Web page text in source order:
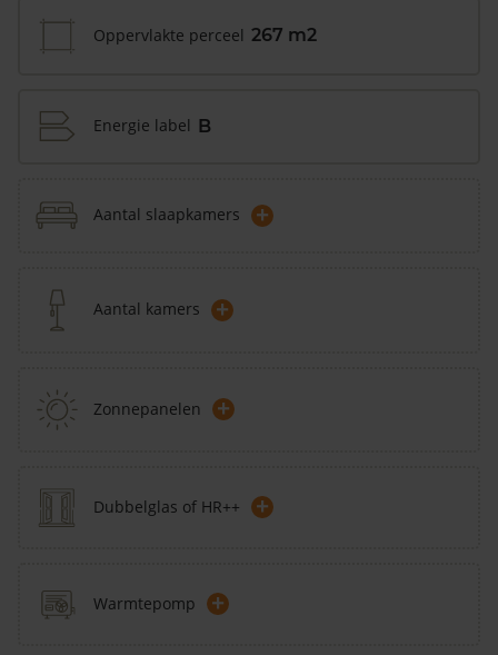
Oppervlakte perceel 267 m2
Energie label B
Aantal slaapkamers +
Aantal kamers +
Zonnepanelen +
Dubbelglas of HR++ +
Warmtepomp +